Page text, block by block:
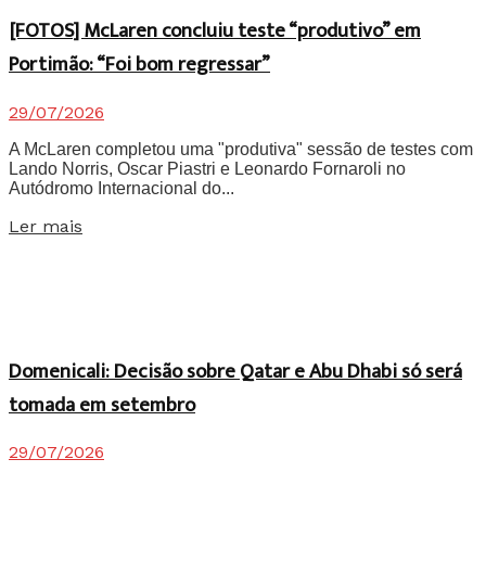
[FOTOS] McLaren concluiu teste “produtivo” em
Portimão: “Foi bom regressar”
29/07/2026
A McLaren completou uma "produtiva" sessão de testes com
Lando Norris, Oscar Piastri e Leonardo Fornaroli no
Autódromo Internacional do...
Ler mais
Domenicali: Decisão sobre Qatar e Abu Dhabi só será
tomada em setembro
29/07/2026